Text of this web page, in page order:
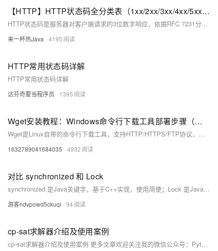
【HTTP】HTTP状态码全分类表（1xx/2xx/3xx/4xx/5xx）（附：《思维导图》）
HTTP状态码是服务器对客户端请求的3位数字响应，依据RFC 7231分为5类：1xx（信息）、2xx（成功）、3xx（重定向）、4xx（客户端错误）、5xx（服务器错误）。本文系统梳理各分类核心码（如200、404、500等），明确语义、场景、特性及常见误区，兼顾规范性与工程实践。
来一杯热Java 4195
HTTP常用状态码详解
HTTP常用状态码详解
达芬奇要当程序员 1395
Wget安装教程：Windows命令行下载工具部署步骤（附环境变量配置方法）
Wget是Linux自带的命令行下载工具，支持HTTP/HTTPS/FTP协议，Windows需手动安装。下载单文件版wget.exe，放入指定文件夹并配置系统环境变量Path，即可在cmd中通过`wget + 网址`快速下载文件，操作简便高效。
1632789041684035 4932
对比 synchronized 和 Lock
synchronized 是Java关键字，基于C++实现，使用简便；Lock 是Java接口，功能更强大，支持公平锁、超时、可中断等特性，且有多种扩展实现。但需手动调用unlock释放锁，而synchronized在代码块结束自动释放。
游客ndvpowd5ckuqi 94
cp-sat求解器介绍及使用案例
cp-sat求解器介绍及使用案例 更多文章欢迎关注我的微信公众号：Python学习杂记